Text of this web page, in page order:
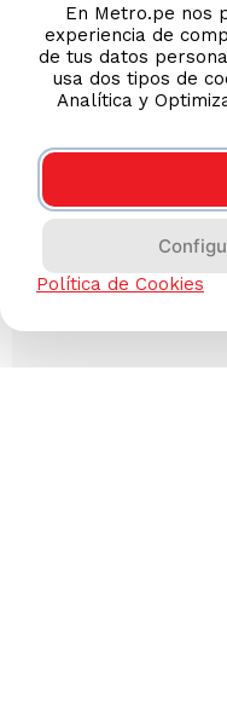
En Metro.pe nos
experiencia de
de tus datos
usa dos tipos de
Analítica y
Política de Cookies